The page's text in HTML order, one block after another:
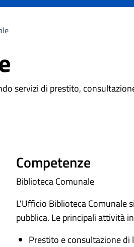
servizi di prestito,
Competenze
Biblioteca Comunale
L'Ufficio Biblioteca Comunale
pubblica. Le principali attività
Prestito e consultazione